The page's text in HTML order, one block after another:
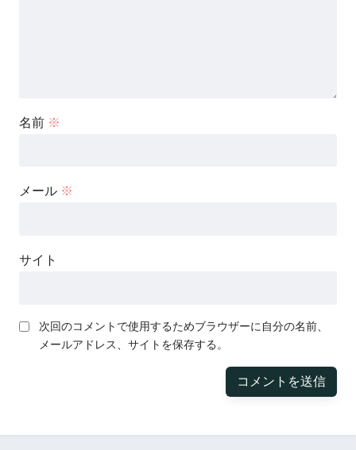
名前 ※
メール ※
サイト
次回のコメントで使用するためブラウザーに自分の名前、
メールアドレス、サイトを保存する。